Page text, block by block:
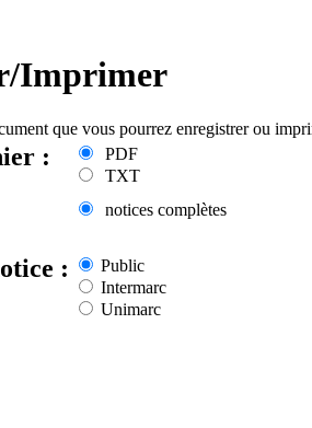
Imprimer
que vous pourrez enregistrer ou
:
PDF
TXT
notices complètes
:
Public
Intermarc
Unimarc